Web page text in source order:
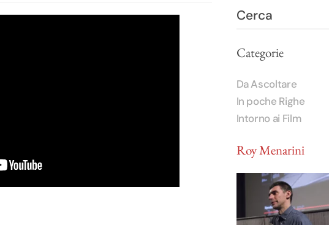
Categorie
Da Ascoltare
In poche Righe
Intorno ai Film
Roy Menarini